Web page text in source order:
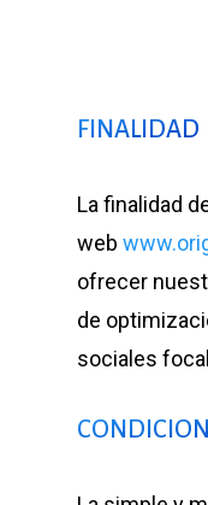
FINALIDAD
La finalidad
web
ofrecer
de
sociales